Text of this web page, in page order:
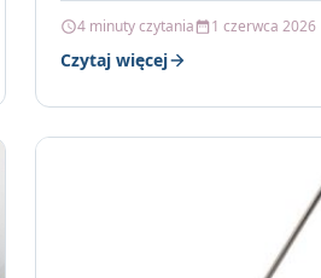
4 minuty czytania 1 czerwca 2026
Czytaj więcej